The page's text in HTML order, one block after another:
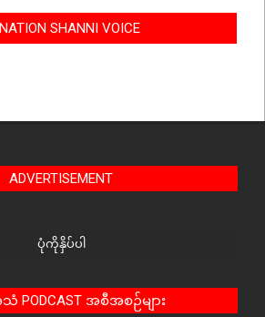
SHANNI VOICE
ADVERTISEMENT
ပုံကိုနှိပ်ပါ
PODCAST အစီအစဉ်များ